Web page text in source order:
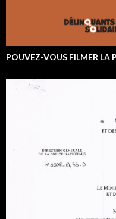
POUVEZ-VOUS FILMER LA